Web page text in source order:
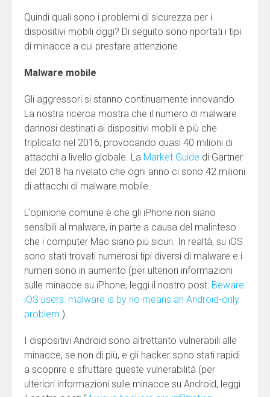
Quindi quali sono i problemi di sicurezza per i
dispositivi mobili oggi? Di seguito sono riportati i tipi
di minacce a cui prestare attenzione.
Malware mobile
Gli aggressori si stanno continuamente innovando.
La nostra ricerca mostra che il numero di malware
dannosi destinati ai dispositivi mobili è più che
triplicato nel 2016, provocando quasi 40 milioni di
attacchi a livello globale. La Market Guide di Gartner
del 2018 ha rivelato che ogni anno ci sono 42 milioni
di attacchi di malware mobile.
L’opinione comune è che gli iPhone non siano
sensibili al malware, in parte a causa del malinteso
che i computer Mac siano più sicuri. In realtà, su iOS
sono stati trovati numerosi tipi diversi di malware e i
numeri sono in aumento (per ulteriori informazioni
sulle minacce su iPhone, leggi il nostro post: Beware
iOS users: malware is by no means an Android-only
problem ).
I dispositivi Android sono altrettanto vulnerabili alle
minacce, se non di più, e gli hacker sono stati rapidi
a scoprire e sfruttare queste vulnerabilità (per
ulteriori informazioni sulle minacce su Android, leggi